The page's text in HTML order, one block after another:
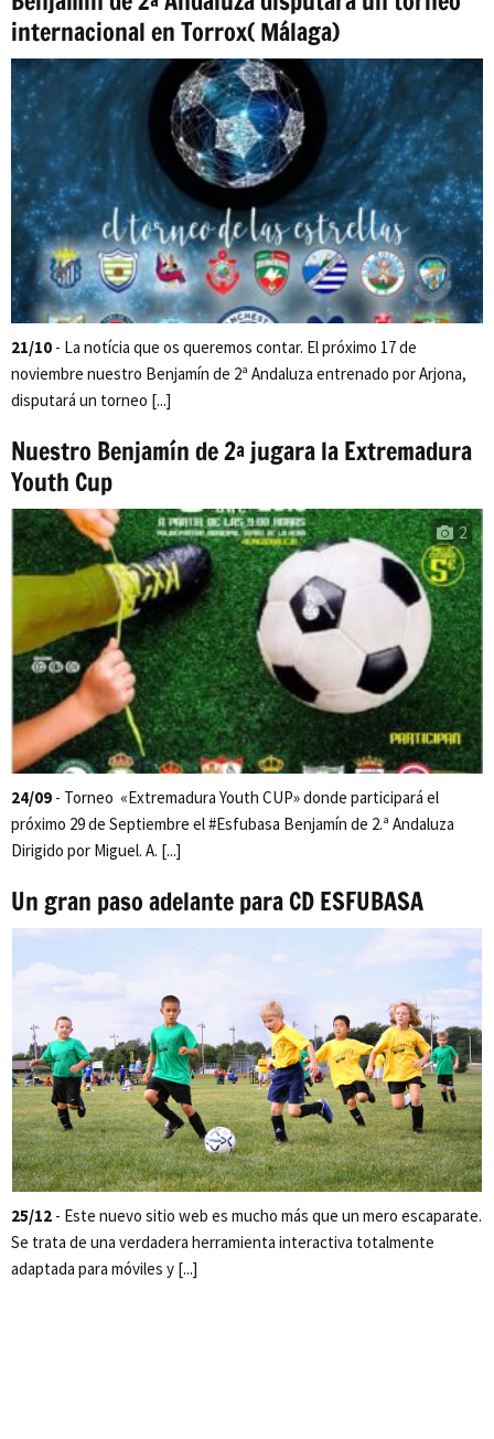
internacional en Torrox( Málaga)
21/10 - La notícia que os queremos contar. El próximo 17 de
noviembre nuestro Benjamín de 2ª Andaluza entrenado por Arjona,
disputará un torneo [...]
Nuestro Benjamín de 2ª jugara la Extremadura
Youth Cup
2
24/09 - Torneo «Extremadura Youth CUP» donde participará el
próximo 29 de Septiembre el #Esfubasa Benjamín de 2.ª Andaluza
Dirigido por Miguel. A. [...]
Un gran paso adelante para CD ESFUBASA
25/12 - Este nuevo sitio web es mucho más que un mero escaparate.
Se trata de una verdadera herramienta interactiva totalmente
adaptada para móviles y [...]